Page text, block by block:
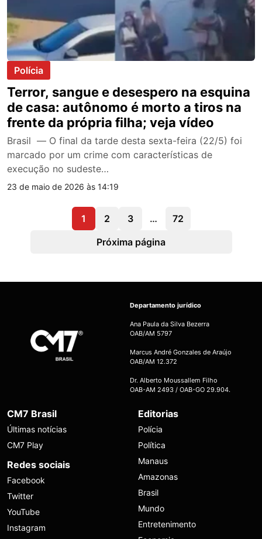
Polícia
Terror, sangue e desespero na esquina
de casa: autônomo é morto a tiros na
frente da própria filha; veja vídeo
Brasil — O final da tarde desta sexta-feira (22/5) foi
marcado por um crime com características de
execução no sudeste…
23 de maio de 2026 às 14:19
1 2 3 …
72
Próxima página
Departamento jurídico
Ana Paula da Silva Bezerra
OAB/AM 5797
Marcus André Gonzales de Araújo
OAB/AM 12.372
Dr. Alberto Moussallem Filho
OAB-AM 2493 / OAB-GO 29.904.
CM7 Brasil
Últimas notícias
CM7 Play
Redes sociais
Facebook
Twitter
YouTube
Instagram
Editorias
Polícia
Política
Manaus
Amazonas
Brasil
Mundo
Entretenimento